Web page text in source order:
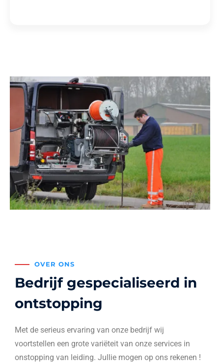
OVER ONS
Bedrijf gespecialiseerd in
ontstopping
Met de serieus ervaring van onze bedrijf wij
voortstellen een grote variëteit van onze services in
onstopping van leiding. Jullie mogen op ons rekenen !